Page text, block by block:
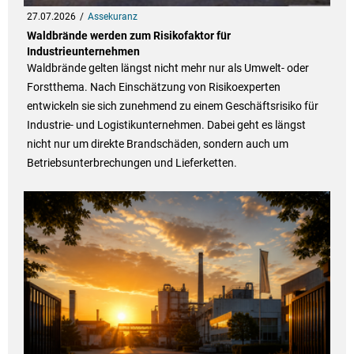
27.07.2026 Assekuranz
Waldbrände werden zum Risikofaktor für
Industrieunternehmen
Waldbrände gelten längst nicht mehr nur als Umwelt- oder
Forstthema. Nach Einschätzung von Risikoexperten
entwickeln sie sich zunehmend zu einem Geschäftsrisiko für
Industrie- und Logistikunternehmen. Dabei geht es längst
nicht nur um direkte Brandschäden, sondern auch um
Betriebsunterbrechungen und Lieferketten.